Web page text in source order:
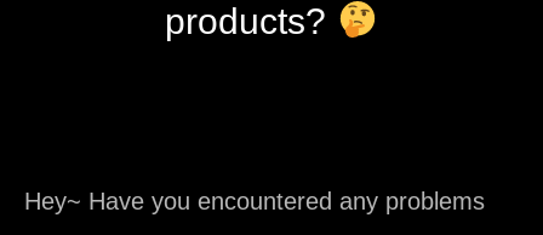
products?
Hey~ Have you encountered any problems